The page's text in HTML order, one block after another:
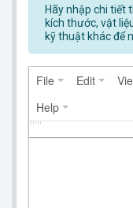
Hãy nhập chi tiết
kích thước, vật
kỹ thuật khác để
File Edit
Help